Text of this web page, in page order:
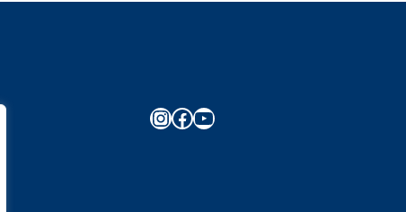
Instagram
Facebook
YouTube